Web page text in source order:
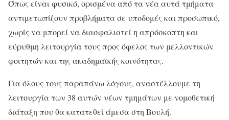
Όπως είναι φυσικό, ορισμένα από τα νέα αυτά τμήματα
αντιμετωπίζουν προβλήματα σε υποδομές και προσωπικό,
χωρίς να μπορεί να διασφαλιστεί η απρόσκοπτη και
εύρυθμη λειτουργία τους προς όφελος των μελλοντικών
φοιτητών και της ακαδημαϊκής κοινότητας.
Για όλους τους παραπάνω λόγους, αναστέλλουμε τη
λειτουργία των 38 αυτών νέων τμημάτων με νομοθετική
διάταξη που θα κατατεθεί άμεσα στη Βουλή.